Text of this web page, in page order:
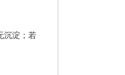
沉淀；若